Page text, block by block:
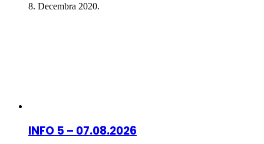
8. Decembra 2020.
INFO 5 – 07.08.2026